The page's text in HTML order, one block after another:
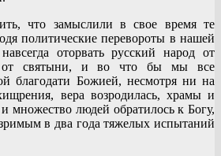
что замыслили в свое время те
политические перевороты в нашей
оторвать русский народ от
от святыни, и во что бы мы все
благодати Божией, несмотря ни на
вера возродилась, храмы и
множество людей обратилось к Богу,
в два года тяжелых испытаний